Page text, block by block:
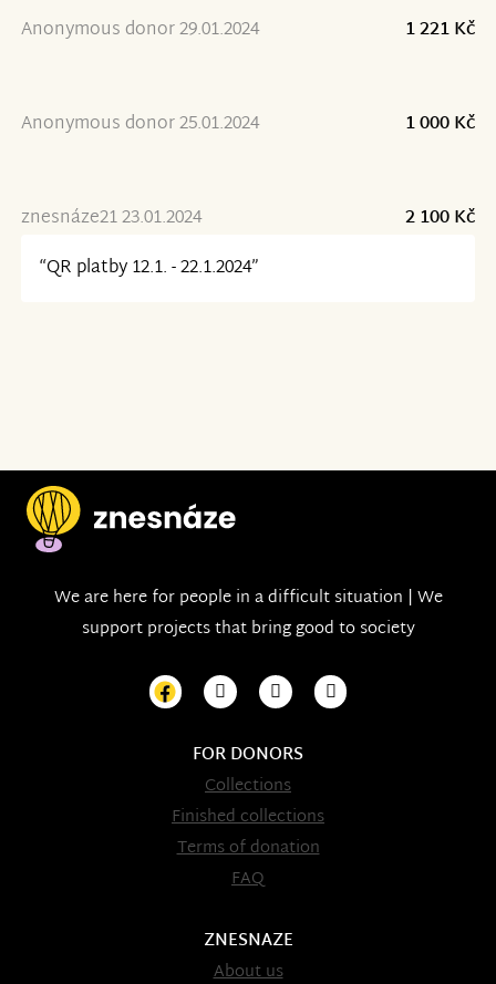
Anonymous donor 29.01.2024 1 221 Kč
Anonymous donor 25.01.2024 1 000 Kč
znesnáze21 23.01.2024
2 100 Kč
“QR platby 12.1. - 22.1.2024”
We are here for people in a difficult situation | We
support projects that bring good to society
FOR DONORS
Collections
Finished collections
Terms of donation
FAQ
ZNESNAZE
About us